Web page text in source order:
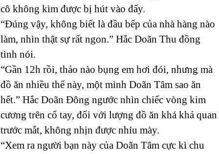
cô không kìm được bị hút vào đấy.
“Đúng vậy, không biết là đầu bếp của nhà hàng nào
làm, nhìn thật sự rất ngon.” Hắc Doãn Thu đồng
tình nói.
“Gần 12h rồi, thảo nào bụng em hơi đói, nhưng mà
đồ ăn nhiều thế này, một mình Doãn Tâm sao ăn
hết.” Hắc Doãn Đông ngước nhìn chiếc vòng kim
cương trên cổ tay, đối với lượng đồ ăn khá khả quan
trước mắt, không nhịn được nhíu mày.
“Xem ra người bạn này của Doãn Tâm cực kì chu